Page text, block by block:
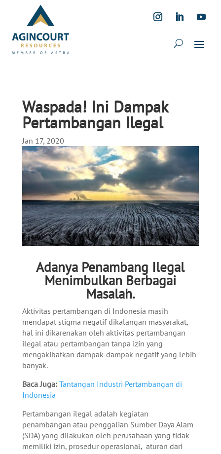
Waspada! Ini Dampak
Pertambangan Ilegal
Jan 17, 2020
Adanya Penambang Ilegal
Menimbulkan Berbagai
Masalah.
Aktivitas pertambangan di Indonesia masih
mendapat stigma negatif dikalangan masyarakat,
hal ini dikarenakan oleh aktivitas pertambangan
ilegal atau pertambangan tanpa izin yang
mengakibatkan dampak-dampak negatif yang lebih
banyak.
Baca Juga: Tantangan Industri Pertambangan di
Indonesia
Pertambangan ilegal adalah kegiatan
penambangan atau penggalian Sumber Daya Alam
(SDA) yang dilakukan oleh perusahaan yang tidak
memiliki izin, prosedur operasional, aturan dari